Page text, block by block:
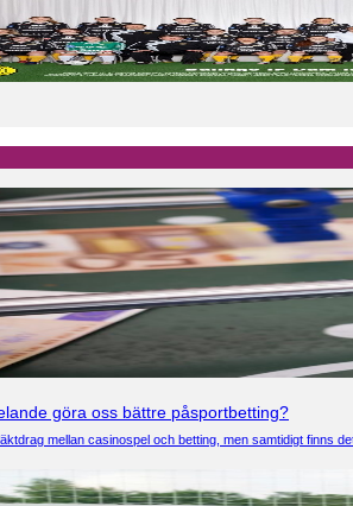
göra oss bättre påsportbetting?
mellan casinospel och betting, men samtidigt finns